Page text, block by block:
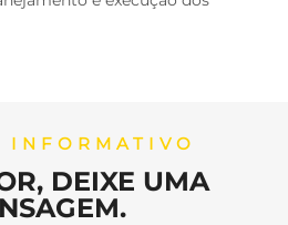
INFORMATIVO
DEIXE UMA